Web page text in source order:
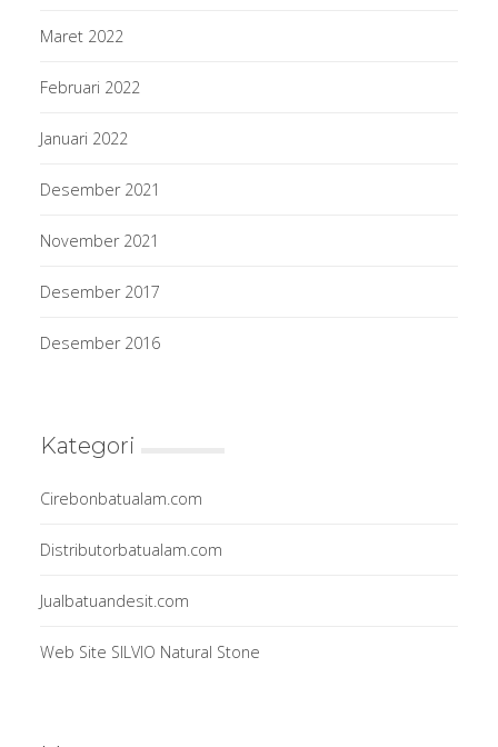
Maret 2022
Februari 2022
Januari 2022
Desember 2021
November 2021
Desember 2017
Desember 2016
Kategori
Cirebonbatualam.com
Distributorbatualam.com
Jualbatuandesit.com
Web Site SILVIO Natural Stone